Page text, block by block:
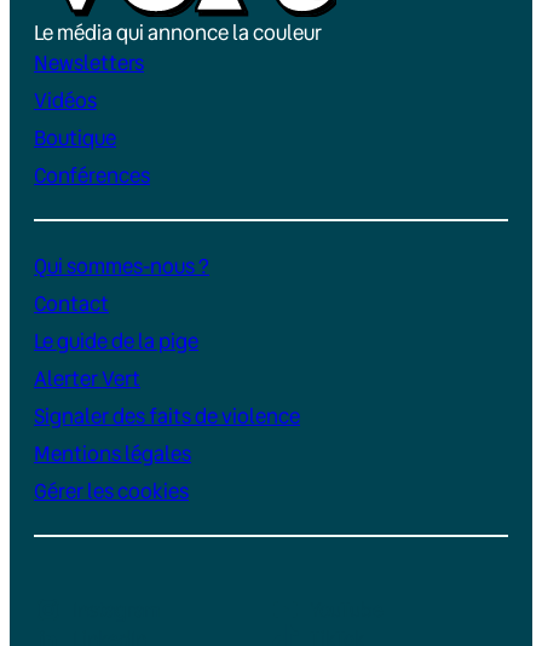
Le média qui annonce la couleur
Newsletters
Vidéos
Boutique
Conférences
Qui sommes-nous ?
Contact
Le guide de la pige
Alerter Vert
Signaler des faits de violence
Mentions légales
Gérer les cookies